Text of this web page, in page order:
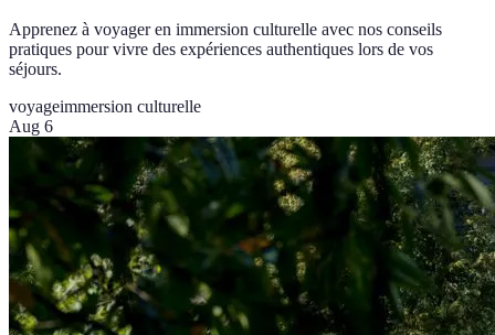
Apprenez à voyager en immersion culturelle avec nos conseils
pratiques pour vivre des expériences authentiques lors de vos
séjours.
voyageimmersion culturelle
Aug 6